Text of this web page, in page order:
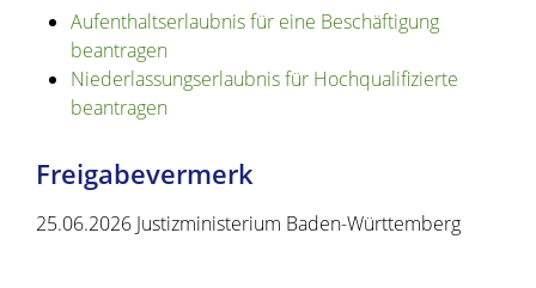
Aufenthaltserlaubnis für eine Beschäftigung
beantragen
Niederlassungserlaubnis für Hochqualifizierte
beantragen
Freigabevermerk
25.06.2026 Justizministerium Baden-Württemberg